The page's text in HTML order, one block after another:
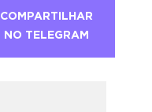
COMPARTILHAR
NO TELEGRAM